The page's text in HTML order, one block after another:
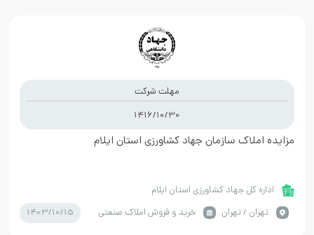
مهلت شرکت
1416/10/30
مزایده املاک سازمان جهاد کشاورزی استان ایلام
اداره کل جهاد کشاورزی استان ایلام
تهران / تهران
خرید و فروش املاک صنعتی 1403/10/15